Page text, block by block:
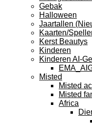
Gebak
Halloween
Jaartallen
Kaarten/
Kerst Beautys
Kinderen
Kinderen AI-
Misted
Misted
Misted
Africa